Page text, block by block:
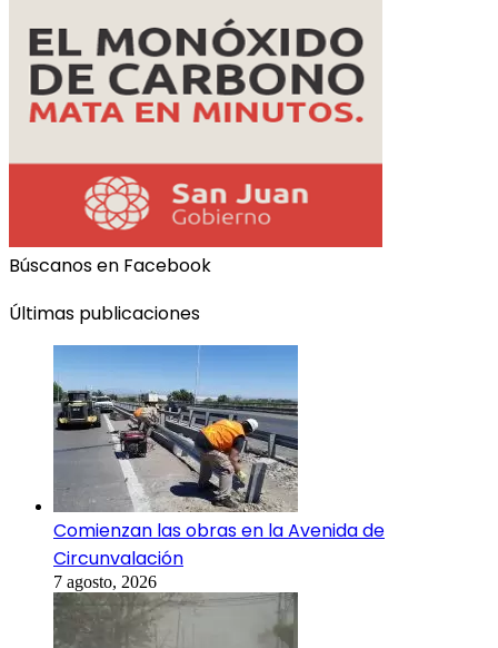
Búscanos en Facebook
Últimas publicaciones
Comienzan las obras en la Avenida de
Circunvalación
7 agosto, 2026